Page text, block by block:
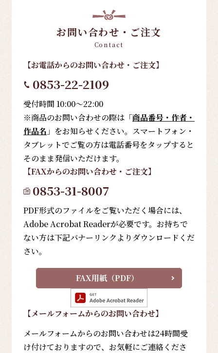
お問い合わせ・ご注文
Contact
【お電話からのお問い合わせ・ご注文】
0853-22-2109
受付時間 10:00～22:00
※商品のお問い合わせの際は「商品番号・作者・
作品名 」をお知らせください。スマートフォン・
タブレットでご覧の方は電話番号をタップすると
そのまま発信いただけます。
【FAXからのお問い合わせ・ご注文】
0853-31-8007
PDF形式のファイルをご覧いただく場合には、
Adobe Acrobat Readerが必要です。お持ちで
ない方は下記バナーリンクよりダウンロードくだ
さい。
FAX用紙（PDF）
【メールフォームからのお問い合わせ】
メールフォームからのお問い合わせは24時間受
け付けておりますので、お気軽にご連絡くださ